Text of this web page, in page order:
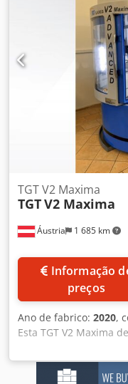
Áustria 1 685 km
TGT V2 Maxima
TGTV2 Maxima
preços
Ano de fabrico: 2020,
Esta TGT V2 Maxima
está em perfeitas
extração de névoa de
para diâmetros até